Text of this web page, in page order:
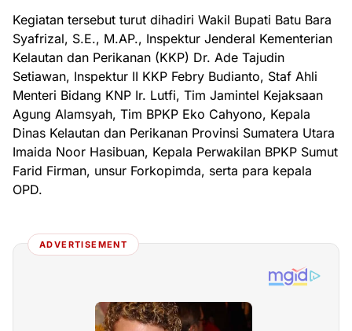
Kegiatan tersebut turut dihadiri Wakil Bupati Batu Bara
Syafrizal, S.E., M.AP., Inspektur Jenderal Kementerian
Kelautan dan Perikanan (KKP) Dr. Ade Tajudin
Setiawan, Inspektur II KKP Febry Budianto, Staf Ahli
Menteri Bidang KNP Ir. Lutfi, Tim Jamintel Kejaksaan
Agung Alamsyah, Tim BPKP Eko Cahyono, Kepala
Dinas Kelautan dan Perikanan Provinsi Sumatera Utara
Imaida Noor Hasibuan, Kepala Perwakilan BPKP Sumut
Farid Firman, unsur Forkopimda, serta para kepala
OPD.
ADVERTISEMENT